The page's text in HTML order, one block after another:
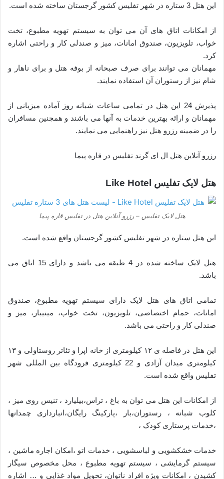
این هتل 3 ستاره در شهر تفلیس کشور گرجستان ساخته شده است.
از امکانات اتاق های آن می توان به سیستم تهویه مطبوع، تخت
خواب، تلویزیون، صندوق امانات، میز و صندلی کار و راحتی اشاره
کرد.
مهمانان می توانند برای صرف صبحانه از بوفه هتل و برای ناهار و
شام نیز از رستوران آن استفاده نمایند.
پذیرش 24 این هتل در تمامی ساعات شبانه روز آماده میزبانی از
مهمانان و ارائه بهترین خدمات به آنها می باشند و همچنین مسافران
را در ضمینه رزرو هتل نیز راهنمایی می نمایند.
رزرو آنلاین هتل ال ای گرند تفلیس در قاره پیما
هتل لایک تفلیس Like Hotel
هتل لایک تفلیس – رزرو آنلاین هتل در تفلیس قاره پیما
این هتل ستاره در شهر تفلیس کشور گرجستان واقع شده است.
هتل لایک ساخته شده در 4 طبقه می باشد و دارای 15 اتاق می
باشد.
تمامی اتاق های هتل لایک دارای سیستم تهویه مطبوع، صندوق
امانات، حمام اختصاصی، تلویزیون، تخت خواب، مینیبار، میز و
صندلی کار و راحتی می باشد.
این هتل در فاصله ی ۱۲ کیلومتری از خانه اپرا و تئاتر روستاولی و ۱۳
کیلومتری میدان آزادی و 22 کیلومتری فرودگاه بین المللی شهر
تفلیس واقع شده است.
از امکانات این هتل می توان به باغ ، تراس،بیلیارد ، تنیس روی میز ،
کلوب شبانه ، رستوران،بار ،پارکینگ رایگان،انبارداری چمدانها
،خدمات پرستاری کودک ،
خدمات خشکشویی و لباسشویی ، خدمات اتو ،امکان اجاره ماشین ،
سیستم گرمایشی ، سیستم تهویه مطبوع ، محل مخصوص سیگار
کشیدن ، امکانات ویژه افراد ناتوان، تحویل مواد غذایی و … اشاره